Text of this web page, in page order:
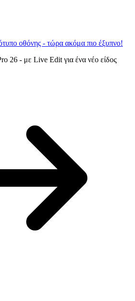
οθόνης - τώρα ακόμα πιο έξυπνο!
26 - με Live Edit για ένα νέο είδος